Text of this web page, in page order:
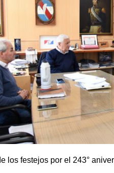
los festejos por el 243°